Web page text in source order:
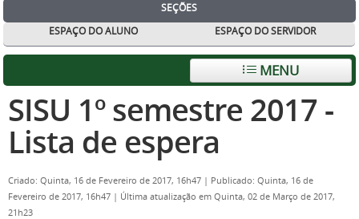
SEÇÕES
ESPAÇO DO ALUNO
ESPAÇO DO SERVIDOR
MENU
SISU 1º semestre 2017 -
Lista de espera
Criado: Quinta, 16 de Fevereiro de 2017, 16h47 | Publicado: Quinta, 16 de
Fevereiro de 2017, 16h47 | Última atualização em Quinta, 02 de Março de 2017,
21h23